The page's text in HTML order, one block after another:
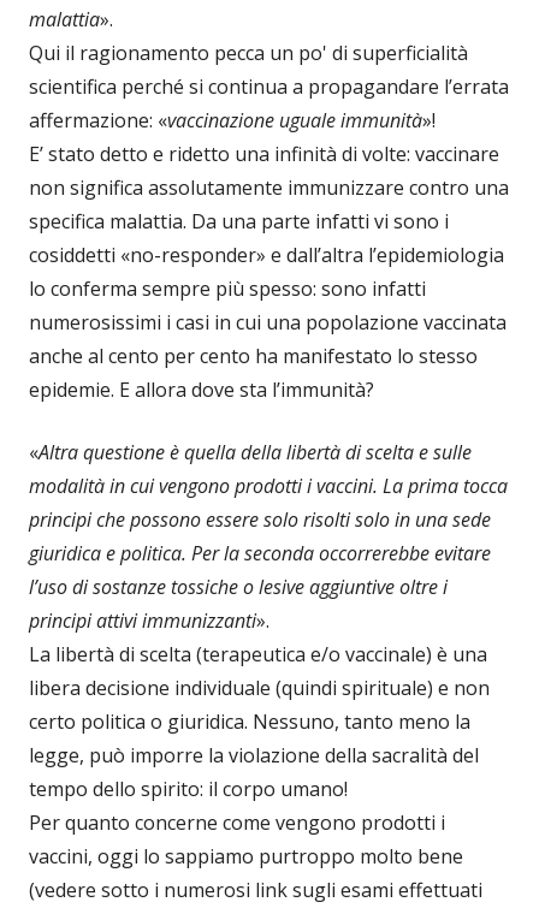
malattia».
Qui il ragionamento pecca un po' di superficialità
scientifica perché si continua a propagandare l’errata
affermazione: «vaccinazione uguale immunità»!
E’ stato detto e ridetto una infinità di volte: vaccinare
non significa assolutamente immunizzare contro una
specifica malattia. Da una parte infatti vi sono i
cosiddetti «no-responder» e dall’altra l’epidemiologia
lo conferma sempre più spesso: sono infatti
numerosissimi i casi in cui una popolazione vaccinata
anche al cento per cento ha manifestato lo stesso
epidemie. E allora dove sta l’immunità?
«Altra questione è quella della libertà di scelta e sulle
modalità in cui vengono prodotti i vaccini. La prima tocca
principi che possono essere solo risolti solo in una sede
giuridica e politica. Per la seconda occorrerebbe evitare
l’uso di sostanze tossiche o lesive aggiuntive oltre i
principi attivi immunizzanti».
La libertà di scelta (terapeutica e/o vaccinale) è una
libera decisione individuale (quindi spirituale) e non
certo politica o giuridica. Nessuno, tanto meno la
legge, può imporre la violazione della sacralità del
tempo dello spirito: il corpo umano!
Per quanto concerne come vengono prodotti i
vaccini, oggi lo sappiamo purtroppo molto bene
(vedere sotto i numerosi link sugli esami effettuati